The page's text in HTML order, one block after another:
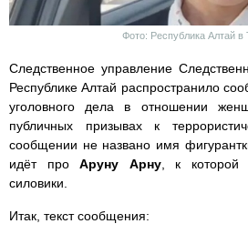
Фото: Республика Алтай в
Следственное управление
Республике Алтай распространило
уголовного дела в отношении
публичных призывах к
сообщении не названо имя
идёт про Аруну Арну, к которой
силовики.
Итак, текст сообщения: